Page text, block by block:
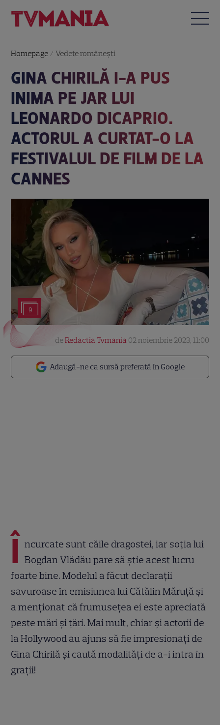
Homepage /Vedete româneşti
GINA CHIRILĂ I-A PUS
INIMA PE JAR LUI
LEONARDO DICAPRIO.
ACTORUL A CURTAT-O LA
FESTIVALUL DE FILM DE LA
CANNES
9
Adaugă-ne ca sursă preferată în Google
deRedactia Tvmania 02 noiembrie 2023, 11:00
Î ncurcate sunt căile dragostei, iar soția lui
Bogdan Vlădău pare să știe acest lucru
foarte bine. Modelul a făcut declarații
savuroase în emisiunea lui Cătălin Măruță și
a menționat că frumusețea ei este apreciată
peste mări și țări. Mai mult, chiar și actorii de
la Hollywood au ajuns să fie impresionați de
Gina Chirilă și caută modalități de a-i intra în
grații!